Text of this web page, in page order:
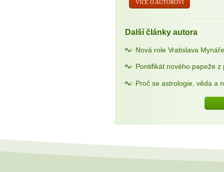
VÍCE O AUTOROVI
Další články autora
Nová role Vratislava
Pontifikát nového papeže
Proč se astrologie, věda a